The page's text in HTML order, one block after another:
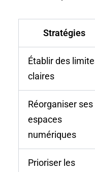
Stratégies
Établir des
claires
Réorganiser ses
espaces
numériques
Prioriser les